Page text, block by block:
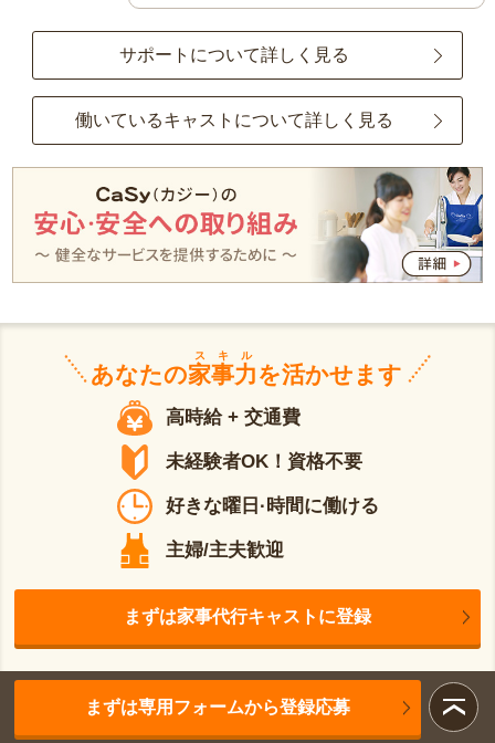
サポートについて詳しく見る
働いているキャストについて詳しく見る
あなたの家事力
スキル
を活かせます
高時給 + 交通費
未経験者OK！資格不要
好きな曜日·時間に働ける
主婦/主夫歓迎
まずは家事代行キャストに登録
まずは専用フォームから登録応募